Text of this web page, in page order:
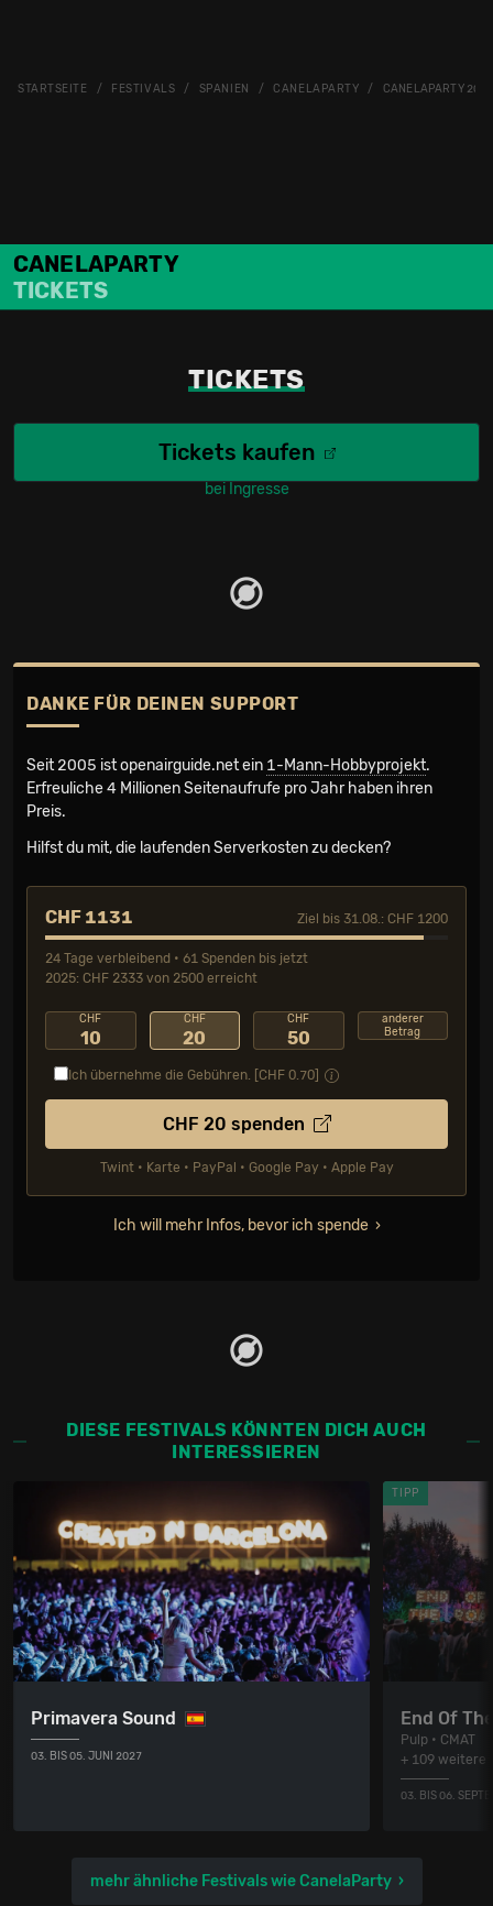
STARTSEITE FESTIVALS SPANIEN CANELAPARTY CANELAPARTY
CANELAPARTY
TICKETS
TICKETS
Tickets kaufen
bei Ingresse
DANKE FÜR DEINEN SUPPORT
Seit 2005 ist openairguide.net ein 1-Mann-Hobbyprojekt.
Erfreuliche 4 Millionen Seiten­aufrufe pro Jahr haben ihren
Preis.
Hilfst du mit, die laufenden Serverkosten zu decken?
CHF 1131 Ziel bis 31.08.: CHF 1200
24 Tage verbleibend • 61 Spenden bis jetzt
2025: CHF 2333 von 2500 erreicht
CHF
10
CHF
20
CHF
50
anderer
Betrag
Ich übernehme die Gebühren. [CHF 0.70
CHF 20 spenden
Twint • Karte • PayPal • Google Pay • Apple Pay
Ich will mehr Infos, bevor ich spende
DIESE FESTIVALS KÖNNTEN DICH AUCH
INTERESSIEREN
Primavera Sound
03. BIS 05. JUNI 2027
TIPP
End Of
Pulp • CMAT
+ 109 weitere
03. BIS 06.
mehr ähnliche Festivals wie CanelaParty